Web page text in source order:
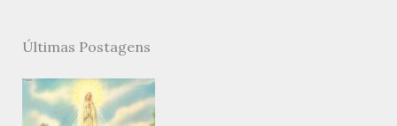
Últimas Postagens